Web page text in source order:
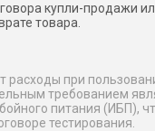
купли-продажи
товара.
расходы при
требованием
питания (ИБП),
тестирования.